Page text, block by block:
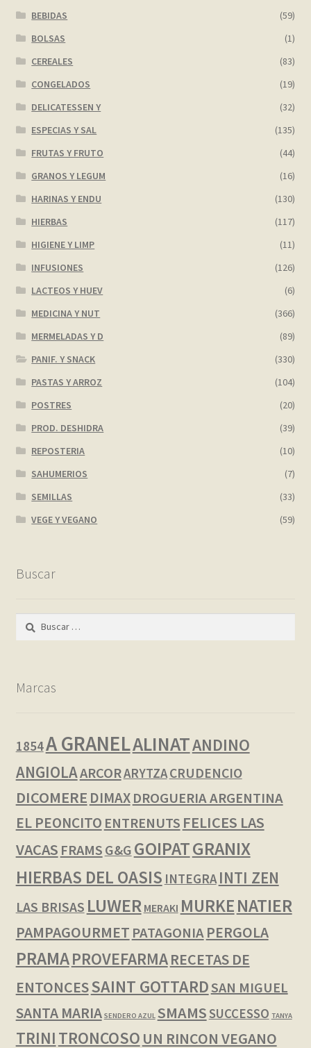
BEBIDAS
(59)
BOLSAS
(1)
CEREALES
(83)
CONGELADOS
(19)
DELICATESSEN Y
(32)
ESPECIAS Y SAL
(135)
FRUTAS Y FRUTO
(44)
GRANOS Y LEGUM
(16)
HARINAS Y ENDU
(130)
HIERBAS
(117)
HIGIENE Y LIMP
(11)
INFUSIONES
(126)
LACTEOS Y HUEV
(6)
MEDICINA Y NUT
(366)
MERMELADAS Y D
(89)
PANIF. Y SNACK
(330)
PASTAS Y ARROZ
(104)
POSTRES
(20)
PROD. DESHIDRA
(39)
REPOSTERIA
(10)
SAHUMERIOS
(7)
SEMILLAS
(33)
VEGE Y VEGANO
(59)
Buscar
Buscar:
Marcas
1854A GRANELALINATANDINO
ANGIOLAARCORARYTZACRUDENCIO
DICOMERE DIMAX DROGUERIA ARGENTINA
EL PEONCITO ENTRENUTS FELICES LAS
VACAS FRAMS G&G GOIPATGRANIX
HIERBAS DEL OASIS INTEGRA INTI ZEN
LAS BRISAS LUWER MERAKI MURKENATIER
PAMPAGOURMET PATAGONIA PERGOLA
PRAMAPROVEFARMARECETAS DE
ENTONCESSAINT GOTTARDSAN MIGUEL
SANTA MARIA SENDERO AZUL SMAMSSUCCESSO TANYA
TRINI TRONCOSO UN RINCON VEGANO